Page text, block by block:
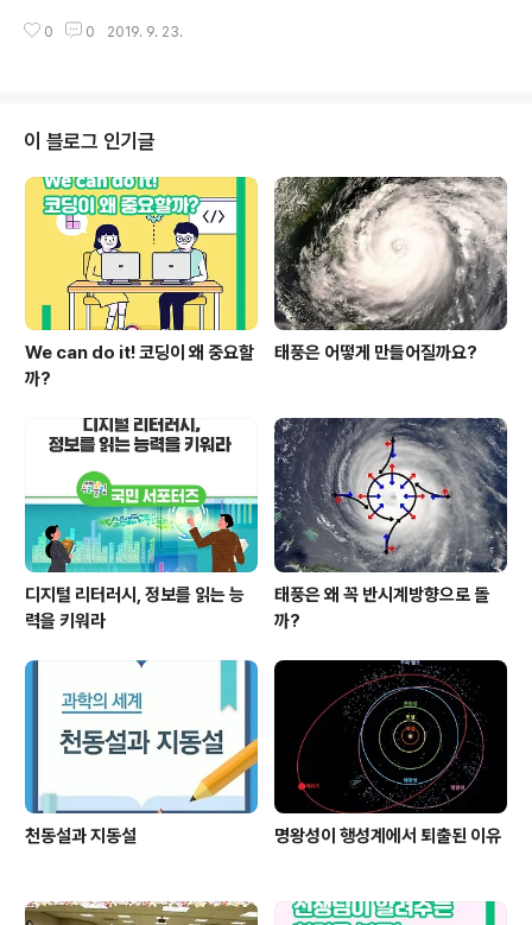
육! 고등학교 무상교육은 2019년 2학기 고등학교 3학년
을 소개해드립니다! 저는 현재 "자유학기제 대학생 봉사
을 보는 많은 학생들이 알고 지원하길 바라는 마음에 이렇
게 소개해드립니다! 그럼 본격적으로 설명해드릴게요!! 자
유학기제 수업 지원 인력풀은 교육부와 한국과학창의재단
에서 주최하는 활동입니다. 중학교 자유학기제 수업 지원
을 통해 학생 참여·체험형 수업문화를 확대하고 학생들의
소질과 적성을 발굴하는 등 교육현장의 ..
0 0 2019. 9. 23.
이 블로그 인기글
We can do it! 코딩이 왜 중요할
까?
태풍은 어떻게 만들어질까요?
디지털 리터러시, 정보를 읽는 능
력을 키워라
태풍은 왜 꼭 반시계방향으로 돌
까?
천동설과 지동설 명왕성이 행성계에서 퇴출된 이유